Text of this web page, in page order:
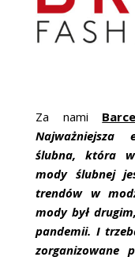
Za nami
Najważniejsza
ślubna, która
mody ślubnej
trendów w
mody był
pandemii. I
zorganizowane